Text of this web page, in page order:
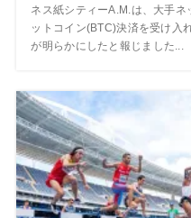
ネス紙シティーA.M.は、大手
ットコイン(BTC)決済を受け入
が明らかにしたと報じました...